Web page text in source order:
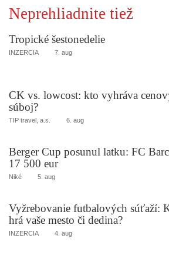
Neprehliadnite tiež
Tropické šestonedelie
INZERCIA 7. aug
CK vs. lowcost: kto vyhráva
súboj?
TIP travel, a.s. 6. aug
Berger Cup posunul latku: FC
17 500 eur
Niké 5. aug
Vyžrebovanie futbalových súťaží:
hrá vaše mesto či dedina?
INZERCIA 4. aug